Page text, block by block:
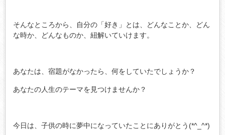
そんなところから、自分の「好き」とは、どんなことか、どん
な時か、どんなものか、紐解いていけます。
あなたは、宿題がなかったら、何をしていたでしょうか？
あなたの人生のテーマを見つけませんか？
今日は、子供の時に夢中になっていたことにありがとう(*^_^*)